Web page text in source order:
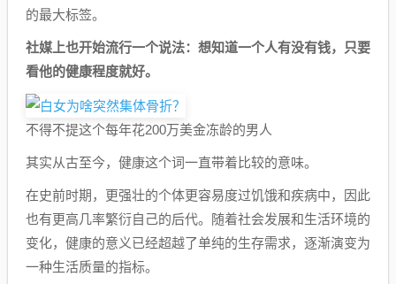
的最大标签。
社媒上也开始流行一个说法：想知道一个人有没有钱，只要
看他的健康程度就好。
不得不提这个每年花200万美金冻龄的男人
其实从古至今，健康这个词一直带着比较的意味。
在史前时期，更强壮的个体更容易度过饥饿和疾病中，因此
也有更高几率繁衍自己的后代。随着社会发展和生活环境的
变化，健康的意义已经超越了单纯的生存需求，逐渐演变为
一种生活质量的指标。